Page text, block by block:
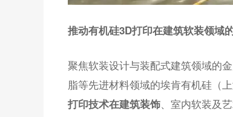
推动有机硅3D打印在建筑软装领域
聚焦软装设计与装配式建筑领域的
脂等先进材料领域的埃肯有机硅（
打印技术在建筑装饰 、室内软装及